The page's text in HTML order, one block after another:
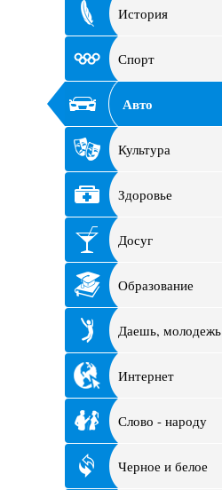
История
Спорт
Авто
Культура
Здоровье
Досуг
Образование
Даешь, молодежь
Интернет
Слово - народу
Черное и белое